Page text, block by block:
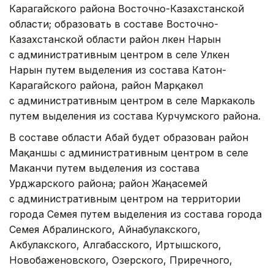
Карагайского района Восточно-Казахстанской
области; образовать в составе Восточно-
Казахстанской области район Үлкен Нарын
с административным центром в селе Улкен
Нарын путем выделения из состава Катон-
Карагайского района, район Марқакөл
с административным центром в селе Маркаколь
путем выделения из состава Курчумского района.
В составе области Абай будет образован район
Мақаншы с административным центром в селе
Маканчи путем выделения из состава
Урджарского района; район Жаңасемей
с административным центром на территории
города Семея путем выделения из состава города
Семея Абралинского, Айнабулакского,
Акбулакского, Алгабасского, Иртышского,
Новобаженовского, Озерского, Приречного,